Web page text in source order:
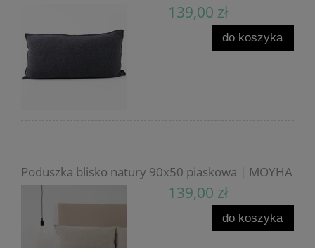
139,00 zł
do koszyka
Poduszka blisko natury 90x50 piaskowa | MOYHA
139,00 zł
do koszyka